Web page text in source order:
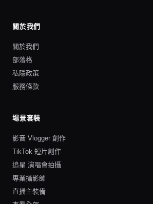
關於我們
關於我們
部落格
私隱政策
服務條款
場景套裝
影音 Vlogger 創作
TikTok 短片創作
追星 演唱會拍攝
專業攝影師
直播主裝備